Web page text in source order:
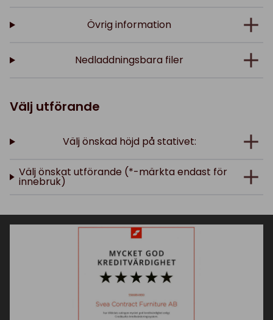
Övrig information
Nedladdningsbara filer
Välj utförande
Välj önskad höjd på stativet:
Välj önskat utförande (*-märkta endast för
innebruk)